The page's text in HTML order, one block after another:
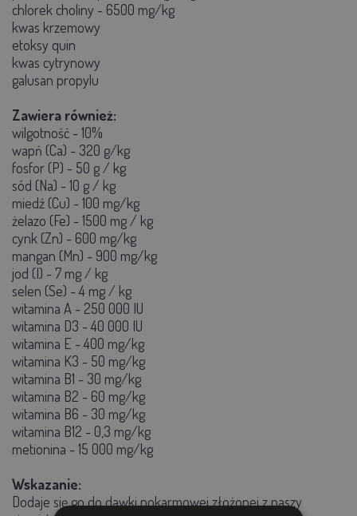
chlorek choliny - 6500 mg/kg
kwas krzemowy
etoksy quin
kwas cytrynowy
galusan propylu
Zawiera również:
wilgotność - 10%
wapń (Ca) - 320 g/kg
fosfor (P) - 50 g / kg
sód (Na) - 10 g / kg
miedź (Cu) - 100 mg/kg
żelazo (Fe) - 1500 mg / kg
cynk (Zn) - 600 mg/kg
mangan (Mn) - 900 mg/kg
jod (I) - 7 mg / kg
selen (Se) - 4 mg / kg
witamina A - 250 000 IU
witamina D3 - 40 000 IU
witamina E - 400 mg/kg
witamina K3 - 50 mg/kg
witamina B1 - 30 mg/kg
witamina B2 - 60 mg/kg
witamina B6 - 30 mg/kg
witamina B12 - 0,3 mg/kg
metionina - 15 000 mg/kg
Wskazanie:
Dodaje się go do dawki pokarmowej złożonej z paszy